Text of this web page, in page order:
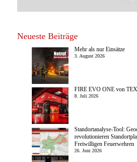
Neueste Beiträge
Mehr als nur Einsätze
3. August 2026
FIRE EVO ONE von
8. Juli 2026
Standortanalyse-Tool:
revolutionieren
Freiwilligen Feuerwehren
26. Juni 2026